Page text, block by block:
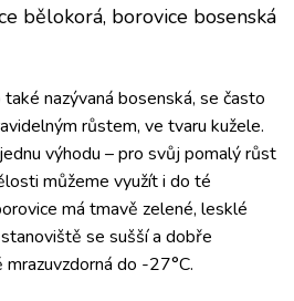
bělokorá, borovice bosenská
nazývaná bosenská, se často
růstem, ve tvaru kužele.
výhodu – pro svůj pomalý růst
můžeme využít i do té
má tmavě zelené, lesklé
se sušší a dobře
do -27°C.